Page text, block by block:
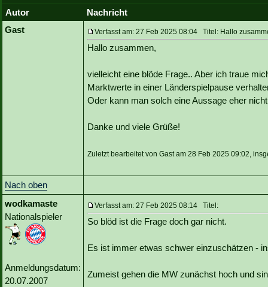
Autor
Nachricht
Gast
Verfasst am: 27 Feb 2025 08:04 Titel: Hallo
Hallo zusammen,
vielleicht eine blöde Frage.. Aber ich traue
Marktwerte in einer Länderspielpause
Oder kann man solch eine Aussage eher
Danke und viele Grüße!
Zuletzt bearbeitet von Gast am 28 Feb 2025 09:02,
Nach oben
wodkamaste
Nationalspieler
Anmeldungsdatum:
20.07.2007
Verfasst am: 27 Feb 2025 08:14 Titel:
So blöd ist die Frage doch gar nicht.
Es ist immer etwas schwer einzuschätzen -
Zumeist gehen die MW zunächst hoch und